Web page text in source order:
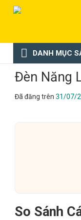
Chuyển
dung
DANH MỤC
Đèn Năng
Đã đăng trên 31/07/
So Sánh